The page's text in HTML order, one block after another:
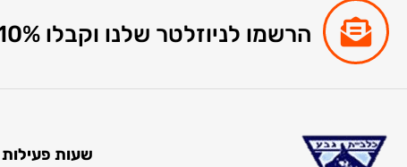
הרשמו לניוזלטר שלנו וקבלו 10% הנחה לקניות באתר
שעות פעילות